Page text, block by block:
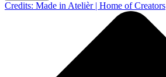
Credits: Made in Atelièr | Home of Creators